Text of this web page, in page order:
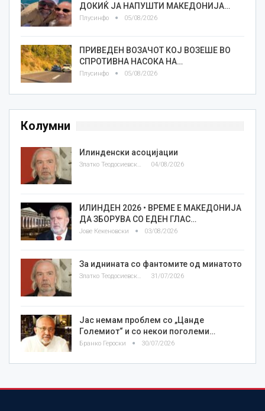
ДОКИЌ ЈА НАПУШТИ МАКЕДОНИЈА…
Плусинфо 05/08/2026
ПРИВЕДЕН ВОЗАЧОТ КОЈ ВОЗЕШЕ ВО
СПРОТИВНА НАСОКА НА…
Плусинфо 05/08/2026
Колумни
Илинденски асоцијации
Златко Теодосиевски 04/08/2026
ИЛИНДЕН 2026 • ВРЕМЕ Е МАКЕДОНИЈА
ДА ЗБОРУВА СО ЕДЕН ГЛАС…
Јове Кекеновски 03/08/2026
За иднината со фантомите од минатото
Златко Теодосиевски 31/07/2026
Јас немам проблем со „Цанде
Големиот“ и со некои поголеми…
Бранко Героски 30/07/2026